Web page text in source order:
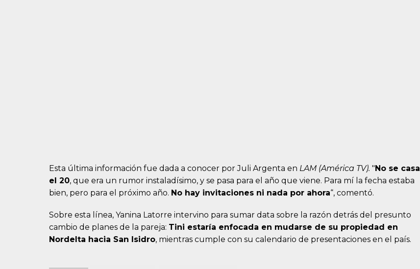
Esta última información fue dada a conocer por Juli Argenta en LAM (América TV). " No se casa
el 20, que era un rumor instaladísimo, y se pasa para el año que viene. Para mí la fecha estaba
bien, pero para el próximo año. No hay invitaciones ni nada por ahora“, comentó.
Sobre esta línea, Yanina Latorre intervino para sumar data sobre la razón detrás del presunto
cambio de planes de la pareja: Tini estaría enfocada en mudarse de su propiedad en
Nordelta hacia San Isidro, mientras cumple con su calendario de presentaciones en el país.